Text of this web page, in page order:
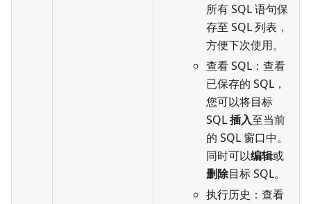
所有 SQL 语句保
存至 SQL 列表，
方便下次使用。
查看 SQL：查看
已保存的 SQL，
您可以将目标
SQL插入至当前
的 SQL 窗口中。
同时可以编辑或
删除目标 SQL。
执行历史：查看